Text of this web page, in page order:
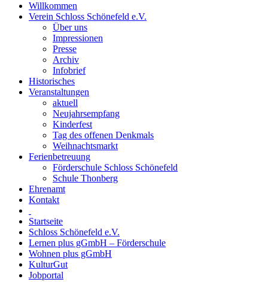
Willkommen
Verein Schloss Schönefeld e.V.
Über uns
Impressionen
Presse
Archiv
Infobrief
Historisches
Veranstaltungen
aktuell
Neujahrsempfang
Kinderfest
Tag des offenen Denkmals
Weihnachtsmarkt
Ferienbetreuung
Förderschule Schloss Schönefeld
Schule Thonberg
Ehrenamt
Kontakt
Startseite
Schloss Schönefeld e.V.
Lernen plus gGmbH – Förderschule
Wohnen plus gGmbH
KulturGut
Jobportal